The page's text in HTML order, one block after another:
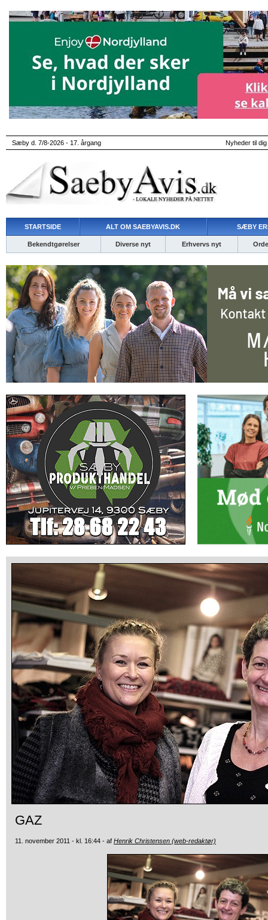
Sæby d. 7/8-2026 - 17. årgang Nyheder til
STARTSIDE ALT OM SAEBYAVIS.DK SÆBY
Bekendtgørelser Diverse nyt Erhvervs nyt
GAZ
11. november 2011 - kl. 16:44 - af Henrik Christensen (web-redaktør)